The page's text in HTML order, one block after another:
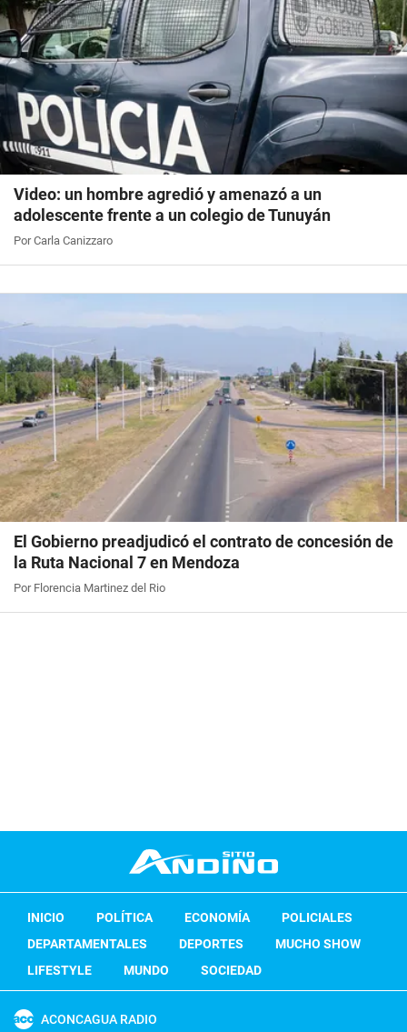
Video: un hombre agredió y amenazó a un
adolescente frente a un colegio de Tunuyán
Por Carla Canizzaro
El Gobierno preadjudicó el contrato de concesión de
la Ruta Nacional 7 en Mendoza
Por Florencia Martinez del Rio
INICIO POLÍTICA ECONOMÍA
POLICIALES
DEPARTAMENTALES
DEPORTES
MUCHO SHOW
LIFESTYLE
MUNDO SOCIEDAD
ACONCAGUA RADIO